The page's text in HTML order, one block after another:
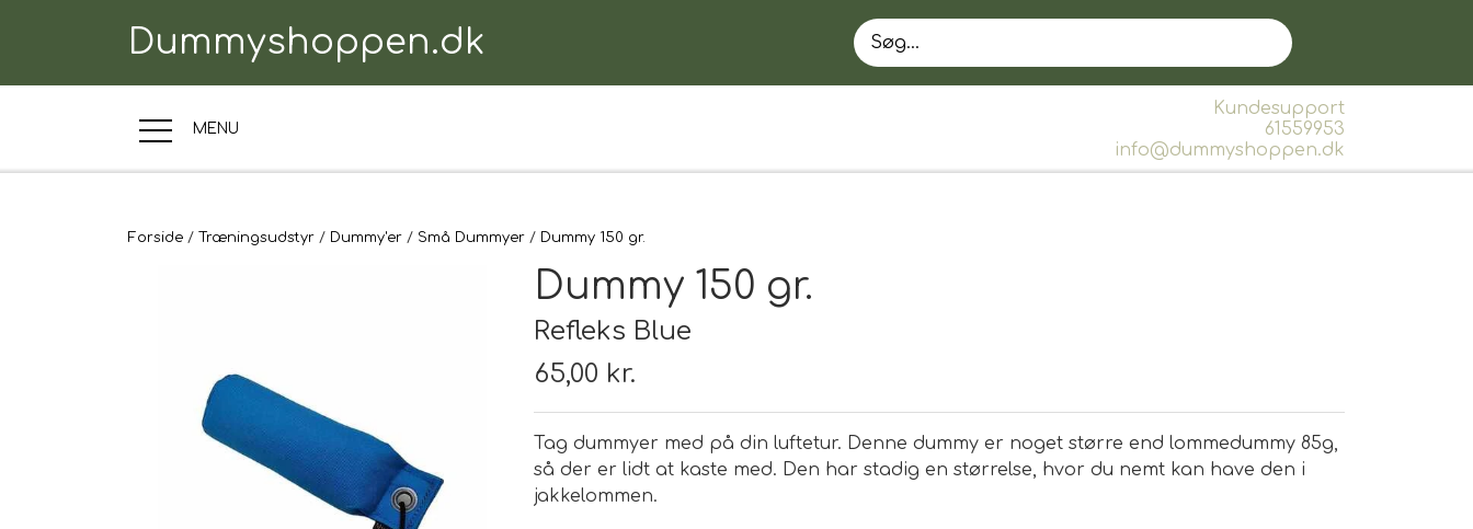
Dummyshoppen.dk
MENU
Kundesupport
61559953
info@dummyshoppen.dk
TRÆNINGSUDSTYR
TIL HUNDEFØREREN
TIL BILEN
Forside Træningsudstyr Dummy'er Små Dummyer Dummy 150 gr.
Dummy 150 gr.
Refleks Blue
65,00 kr.
Tag dummyer med på din luftetur. Denne dummy er noget større end lommedummy 85g,
så der er lidt at kaste med. Den har stadig en størrelse, hvor du nemt kan have den i
jakkelommen.